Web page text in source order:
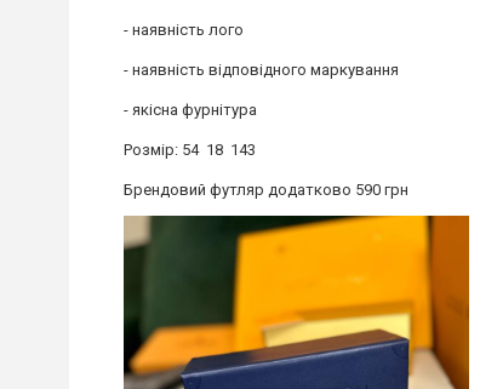
- наявність лого
- наявність відповідного маркування
- якісна фурнітура
Розмір: 54 18 143
Брендовий футляр додатково 590 грн